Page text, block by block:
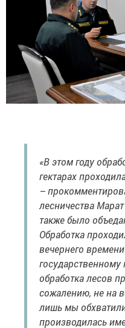
«В этом году
гектарах
–
лесничества
также было
Обработка
вечернего
государственному
обработка лесов
сожалению, не на
лишь мы
производилась